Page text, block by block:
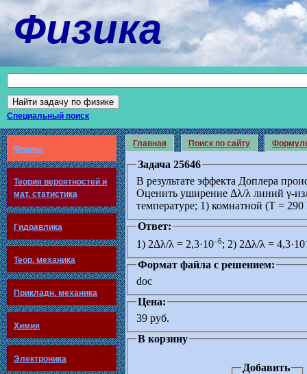
Физика
Специальный поиск
Физика
Теория вероятностей и
мат. статистика
Гидравлика
Теор. механика
Прикладн. механика
Химия
Электроника
Главная Поиск по сайту
Задача 25646
В результате эффекта Доплера
Оценить уширение Δλ/λ линий γ-
температуре; 1) комнатной (T =
Ответ:
1) 2Δλ/λ = 2,3·10–6; 2) 2Δλ/λ = 4,3·10
Формат файла с решением:
doc
Цена:
39 руб.
В корзину
Добавить